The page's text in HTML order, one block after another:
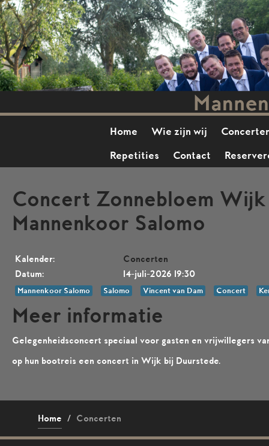
Home Wie zijn wij
Repetities
Contact
Concert Zonnebloem
Mannenkoor Salomo
Kalender:
Concerten
Datum:
14-juli-2026 19:30
Mannenkoor Salomo Salomo Vincent van Dam Concert
Meer informatie
Gelegenheidsconcert speciaal voor gasten en vrijwillegers
op hun bootreis een concert in Wijk bij Duurstede.
Home / Concerten